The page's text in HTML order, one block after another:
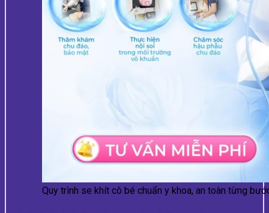
Quy trình se khít cô bé chuẩn y khoa, an toàn từng